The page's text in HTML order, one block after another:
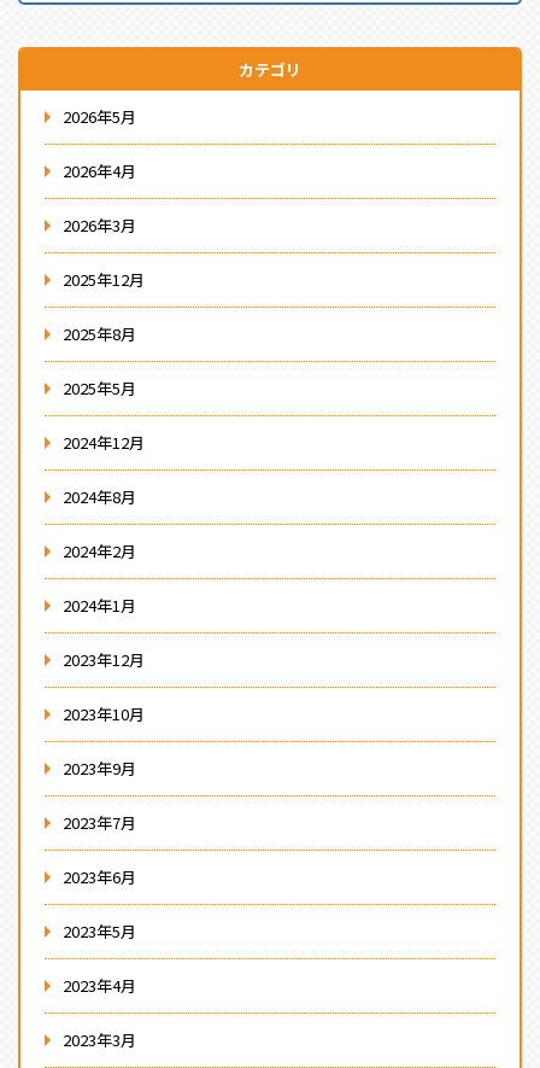
カテゴリ
2026年5月
2026年4月
2026年3月
2025年12月
2025年8月
2025年5月
2024年12月
2024年8月
2024年2月
2024年1月
2023年12月
2023年10月
2023年9月
2023年7月
2023年6月
2023年5月
2023年4月
2023年3月